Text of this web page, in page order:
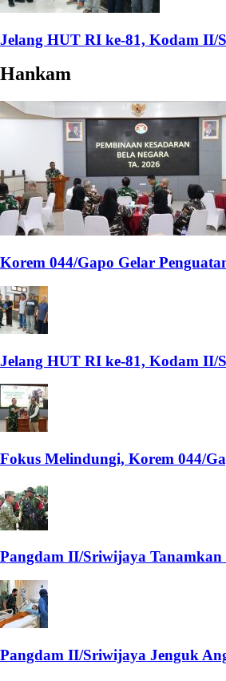
Jelang HUT RI ke-81, Kodam II/
Hankam
Korem 044/Gapo Gelar
Jelang HUT RI ke-81, Kodam II/
Fokus Melindungi, Korem 044/
Pangdam II/Sriwijaya Tanamkan
Pangdam II/Sriwijaya Jenguk